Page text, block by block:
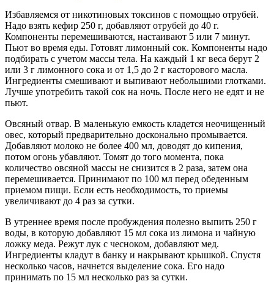
Избавляемся от никотиновых токсинов с помощью отрубей.
Надо взять кефир 250 г, добавляют отрубей до 40 г.
Компоненты перемешиваются, настаивают 5 или 7 минут.
Пьют во время еды. Готовят лимонный сок. Компоненты надо
подбирать с учетом массы тела. На каждый 1 кг веса берут 2
или 3 г лимонного сока и от 1,5 до 2 г касторового масла.
Ингредиенты смешивают и выпивают небольшими глотками.
Лучше употребить такой сок на ночь. После него не едят и не
пьют.
Овсяный отвар. В маленькую емкость кладется неочищенный
овес, который предварительно досконально промывается.
Добавляют молоко не более 400 мл, доводят до кипения,
потом огонь убавляют. Томят до того момента, пока
количество овсяной массы не снизится в 2 раза, затем она
перемешивается. Принимают по 100 мл перед обеденным
приемом пищи. Если есть необходимость, то приемы
увеличивают до 4 раз за сутки.
В утреннее время после пробуждения полезно выпить 250 г
воды, в которую добавляют 15 мл сока из лимона и чайную
ложку меда. Режут лук с чесноком, добавляют мед.
Ингредиенты кладут в банку и накрывают крышкой. Спустя
несколько часов, начнется выделение сока. Его надо
принимать по 15 мл несколько раз за сутки.